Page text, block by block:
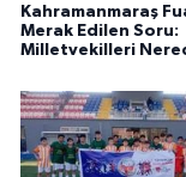
Kahramanmaraş
Merak Edilen Soru:
Milletvekilleri